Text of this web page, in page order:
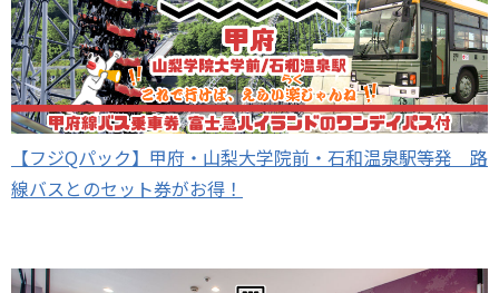
【フジQパック】甲府・山梨大学院前・石和温泉駅等発 路
線バスとのセット券がお得！